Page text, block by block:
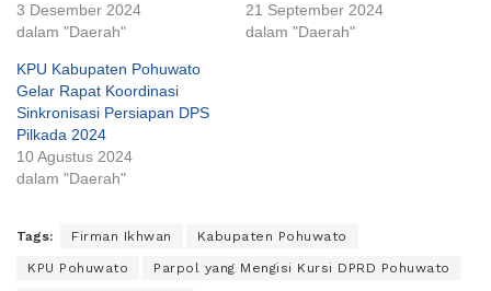
3 Desember 2024
dalam "Daerah"
21 September 2024
dalam "Daerah"
KPU Kabupaten Pohuwato
Gelar Rapat Koordinasi
Sinkronisasi Persiapan DPS
Pilkada 2024
10 Agustus 2024
dalam "Daerah"
Tags: Firman Ikhwan Kabupaten Pohuwato
KPU Pohuwato Parpol yang Mengisi Kursi DPRD Pohuwato